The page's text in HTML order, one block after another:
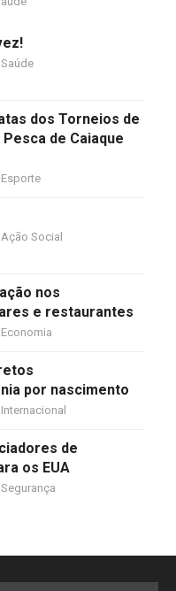
Saúde
dos Torneios de
de Caiaque
Esporte
Ação Social
nos
e restaurantes
Economia
por nascimento
Internacional
de
os EUA
Segurança